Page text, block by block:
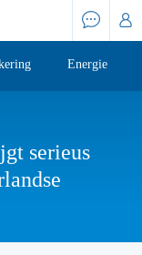
Energie
serieus